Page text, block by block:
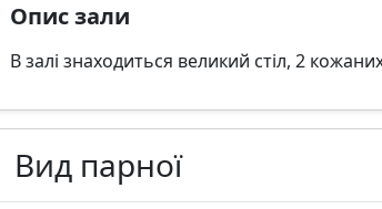
Опис зали
В залі знаходиться великий стіл, 2
Вид парної